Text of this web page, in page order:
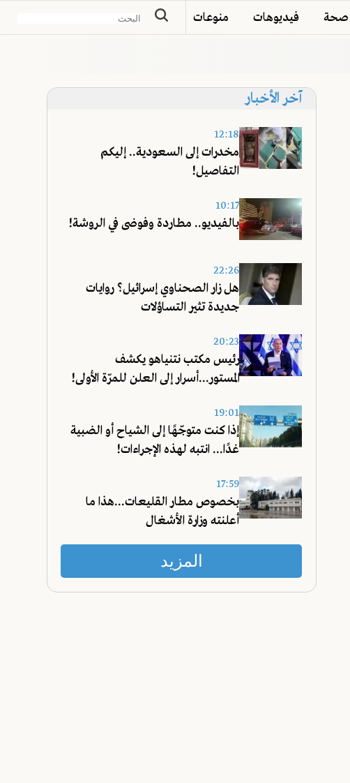
صحة فيديوهات منوعات
آخر الأخبار
12:18
مخدرات إلى السعودية.. إليكم
التفاصيل!
10:17
بالفيديو.. مطاردة وفوضى في الروشة!
22:26
هل زار الصحناوي إسرائيل؟ روايات
جديدة تثير التساؤلات
20:23
رئيس مكتب نتنياهو يكشف
المستور...أسرار إلى العلن للمرّة الأولى!
19:01
إذا كنت متوجّهًا إلى الشياح أو الضبية
غدًا... انتبه لهذه الإجراءات!
17:59
بخصوص مطار القليعات...هذا ما
أعلنته وزارة الأشغال
المزيد